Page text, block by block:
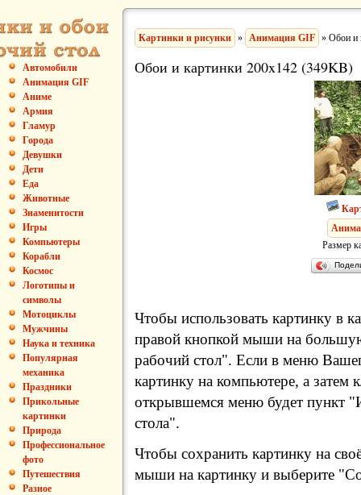
Автомобили
Анимация GIF
Аниме
Армия
Гламур
Города
Девушки
Дети
Еда
Животные
Знаменитости
Игры
Компьютеры
Корабли
Космос
Логотипы и
символы
Мотоциклы
Мужчины
Наука и техника
Популярная
механика
Праздники
Прикольные
картинки
Природа
Профессиональное
фото
Путешествия
Разное
Картинки и рисунки » Анимация GIF » Обои и
Обои и картинки 200x142 (349KB)
Размер
Чтобы использовать картинку в
правой кнопкой мыши на
рабочий стол". Если в меню
картинку на компьютере, а затем
открывшемся меню будет пункт
стола".
Чтобы сохранить картинку на
мыши на картинку и выберите